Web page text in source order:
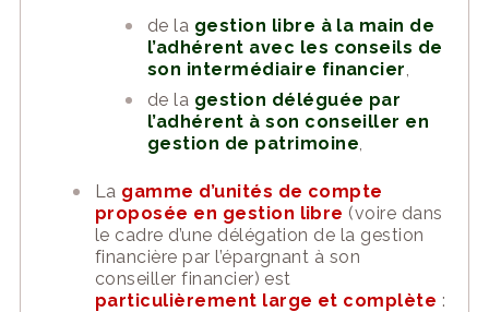
de la gestion libre à la main de
l’adhérent avec les conseils de
son intermédiaire financier
de la gestion déléguée par
l’adhérent à son conseiller en
gestion de patrimoine
La gamme d’unités de compte
proposée en gestion libre (voire dans
le cadre d’une délégation de la gestion
financière par l’épargnant à son
conseiller financier) est
particulièrement large et complète :